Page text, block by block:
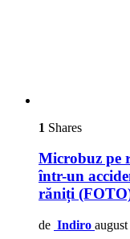
1 Shares
Microbuz pe
într-un
răniți
de Indiro